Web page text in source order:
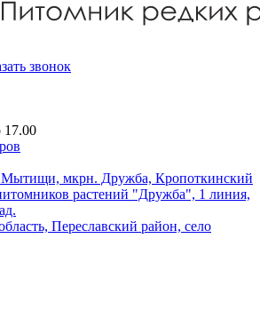
звонок
17.00
мкрн. Дружба, Кропоткинский
растений "Дружба", 1 линия,
Переславский район, село